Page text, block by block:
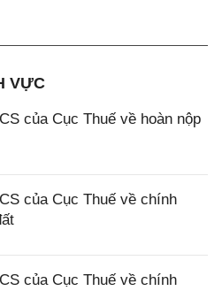
VỰC
của Cục Thuế về hoàn nộp
của Cục Thuế về chính
của Cục Thuế về chính